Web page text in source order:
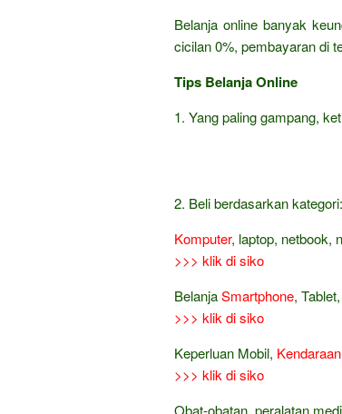
Belanja online banyak
cicilan 0%, pembayaran di
Tips Belanja Online
1. Yang paling gampang,
2. Beli berdasarkan kategori:
Komputer, laptop, netbook,
>>> klik di siko
BelanjaSmartphone,
>>> klik di siko
Keperluan Mobil, Kendaraan
>>> klik di siko
Obat-obatan, peralatan